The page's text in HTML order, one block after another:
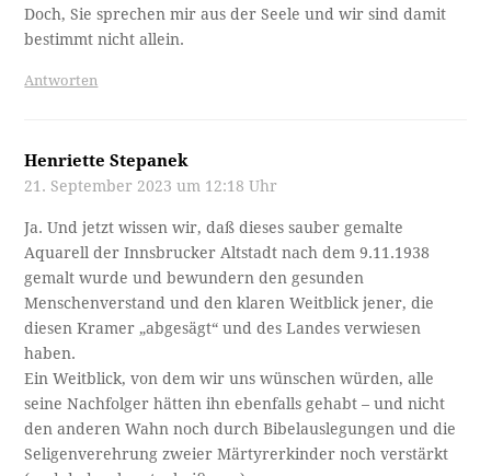
Doch, Sie sprechen mir aus der Seele und wir sind damit
bestimmt nicht allein.
Antworten
Henriette Stepanek
21. September 2023 um 12:18 Uhr
Ja. Und jetzt wissen wir, daß dieses sauber gemalte
Aquarell der Innsbrucker Altstadt nach dem 9.11.1938
gemalt wurde und bewundern den gesunden
Menschenverstand und den klaren Weitblick jener, die
diesen Kramer „abgesägt“ und des Landes verwiesen
haben.
Ein Weitblick, von dem wir uns wünschen würden, alle
seine Nachfolger hätten ihn ebenfalls gehabt – und nicht
den anderen Wahn noch durch Bibelauslegungen und die
Seligenverehrung zweier Märtyrerkinder noch verstärkt